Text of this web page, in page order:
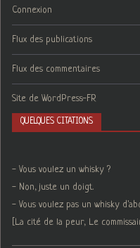
Connexion
Flux des publications
Flux des commentaires
Site de WordPress-FR
QUELQUES CITATIONS
- Vous voulez un whisky ?
- Non, juste un doigt.
- Vous voulez pas un whisky
[La cité de la peur, Le